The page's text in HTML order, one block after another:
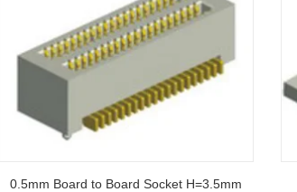
0.5mm Board to Board Socket H=3.5mm